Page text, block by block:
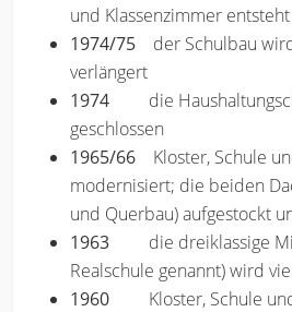
und Klassenzimmer entsteht
1974/75 der Schulbau
verlängert
1974 die
geschlossen
1965/66 Kloster, Schule
modernisiert; die beiden
und Querbau) aufgestockt
1963 die dreiklassige
Realschule genannt) wird
1960 Kloster, Schule